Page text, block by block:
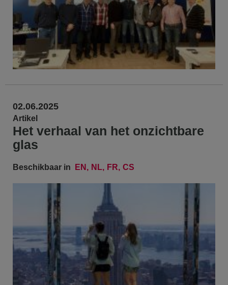
02.06.2025
Artikel
Het verhaal van het onzichtbare
glas
Beschikbaar in EN NL FR CS